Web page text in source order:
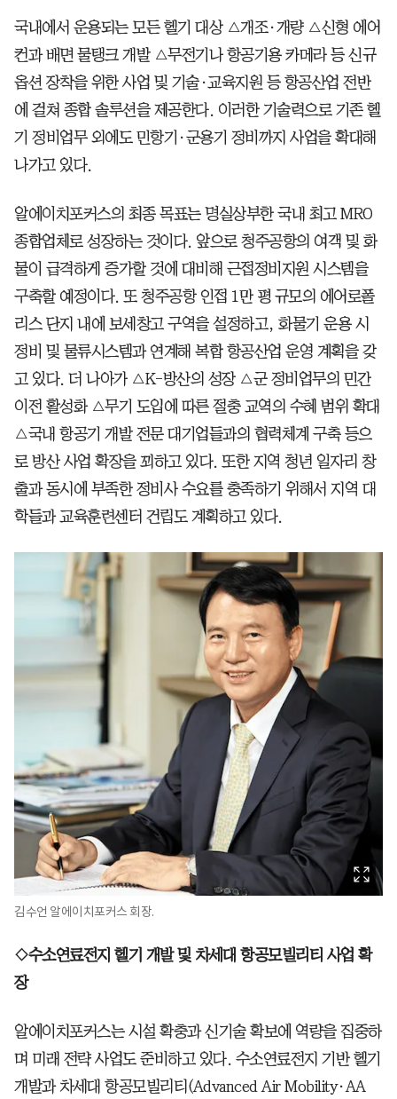
국내에서 운용되는 모든 헬기 대상 △개조·개량 △신형 에어
컨과 배면 물탱크 개발 △무전기나 항공기용 카메라 등 신규
옵션 장착을 위한 사업 및 기술·교육지원 등 항공산업 전반
에 걸쳐 종합 솔루션을 제공한다. 이러한 기술력으로 기존 헬
기 정비업무 외에도 민항기·군용기 정비까지 사업을 확대해
나가고 있다.
알에이치포커스의 최종 목표는 명실상부한 국내 최고 MRO
종합업체로 성장하는 것이다. 앞으로 청주공항의 여객 및 화
물이 급격하게 증가할 것에 대비해 근접정비지원 시스템을
구축할 예정이다. 또 청주공항 인접 1만 평 규모의 에어로폴
리스 단지 내에 보세창고 구역을 설정하고, 화물기 운용 시
정비 및 물류시스템과 연계해 복합 항공산업 운영 계획을 갖
고 있다. 더 나아가 △K-방산의 성장 △군 정비업무의 민간
이전 활성화 △무기 도입에 따른 절충 교역의 수혜 범위 확대
△국내 항공기 개발 전문 대기업들과의 협력체계 구축 등으
로 방산 사업 확장을 꾀하고 있다. 또한 지역 청년 일자리 창
출과 동시에 부족한 정비사 수요를 충족하기 위해서 지역 대
학들과 교육훈련센터 건립도 계획하고 있다.
김수언 알에이치포커스 회장.
◇수소연료전지 헬기 개발 및 차세대 항공모빌리티 사업 확
장
알에이치포커스는 시설 확충과 신기술 확보에 역량을 집중하
며 미래 전략 사업도 준비하고 있다. 수소연료전지 기반 헬기
개발과 차세대 항공모빌리티(Advanced Air Mobility·AA